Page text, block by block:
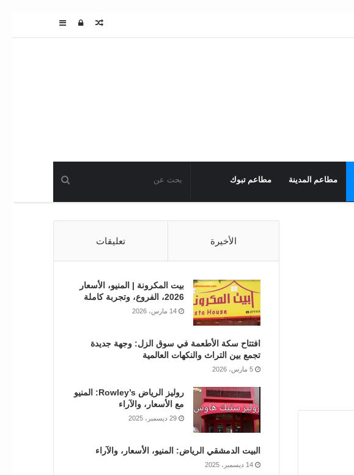
عمودتسجيلمقال
مطاعم المدينة مطاعم تبوك
الأخيرة تعليقات
بيت المكرونة | المنيو، الأسعار
2026، الفروع، وتجربة كاملة
14 مارس، 2026
افتتاح سكة الأطعمة في سوق الزل: وجهة جديدة
تجمع بين التراث والنكهات العالمية
5 مارس، 2026
روليز الرياض Rowley’s: المنيو
مع الأسعار، والآراء
29 ديسمبر، 2025
البيت الدمشقي الرياض: المنيو، الأسعار، والآراء
14 ديسمبر، 2025